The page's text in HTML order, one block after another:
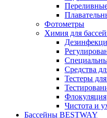
Фотометры
Химия для
Средства
Тестеры
Флокуляция
Чистота и
Бассейны BESTWAY